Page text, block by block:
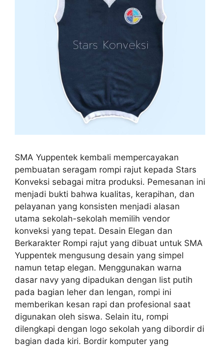
SMA Yuppentek kembali mempercayakan
pembuatan seragam rompi rajut kepada Stars
Konveksi sebagai mitra produksi. Pemesanan ini
menjadi bukti bahwa kualitas, kerapihan, dan
pelayanan yang konsisten menjadi alasan
utama sekolah-sekolah memilih vendor
konveksi yang tepat. Desain Elegan dan
Berkarakter Rompi rajut yang dibuat untuk SMA
Yuppentek mengusung desain yang simpel
namun tetap elegan. Menggunakan warna
dasar navy yang dipadukan dengan list putih
pada bagian leher dan lengan, rompi ini
memberikan kesan rapi dan profesional saat
digunakan oleh siswa. Selain itu, rompi
dilengkapi dengan logo sekolah yang dibordir di
bagian dada kiri. Bordir komputer yang